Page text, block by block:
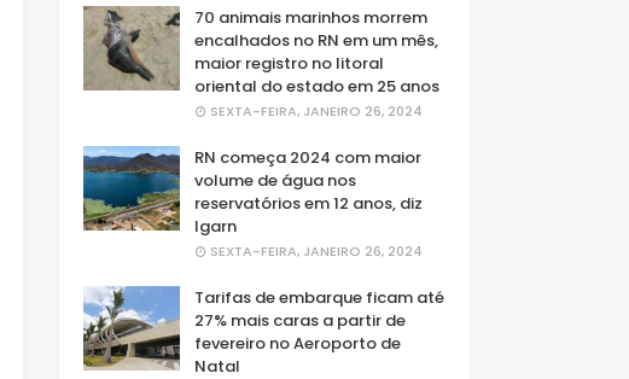
70 animais marinhos morrem
encalhados no RN em um mês,
maior registro no litoral
oriental do estado em 25 anos
SEXTA-FEIRA, JANEIRO 26, 2024
RN começa 2024 com maior
volume de água nos
reservatórios em 12 anos, diz
Igarn
SEXTA-FEIRA, JANEIRO 26, 2024
Tarifas de embarque ficam até
27% mais caras a partir de
fevereiro no Aeroporto de
Natal